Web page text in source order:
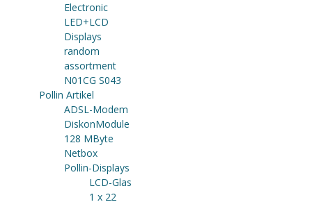
Electronic
LED+LCD
Displays
random
assortment
N01CG S043
Pollin Artikel
ADSL-Modem
DiskonModule
128 MByte
Netbox
Pollin-Displays
LCD-Glas
1 x 22